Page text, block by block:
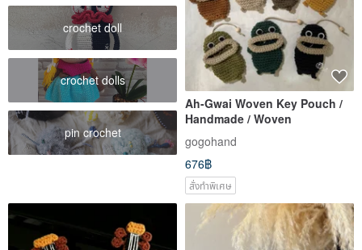
crochet doll
crochet dolls
pin crochet
Ah-Gwai Woven Key Pouch /
Handmade / Woven
gogohand
676฿
สั่งทำพิเศษ